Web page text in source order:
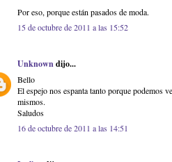
Por eso, porque están pasados de moda.
15 de octubre de 2011 a las 15:52
Unknowndijo...
Bello
El espejo nos espanta tanto porque podemos
mismos.
Saludos
16 de octubre de 2011 a las 14:51